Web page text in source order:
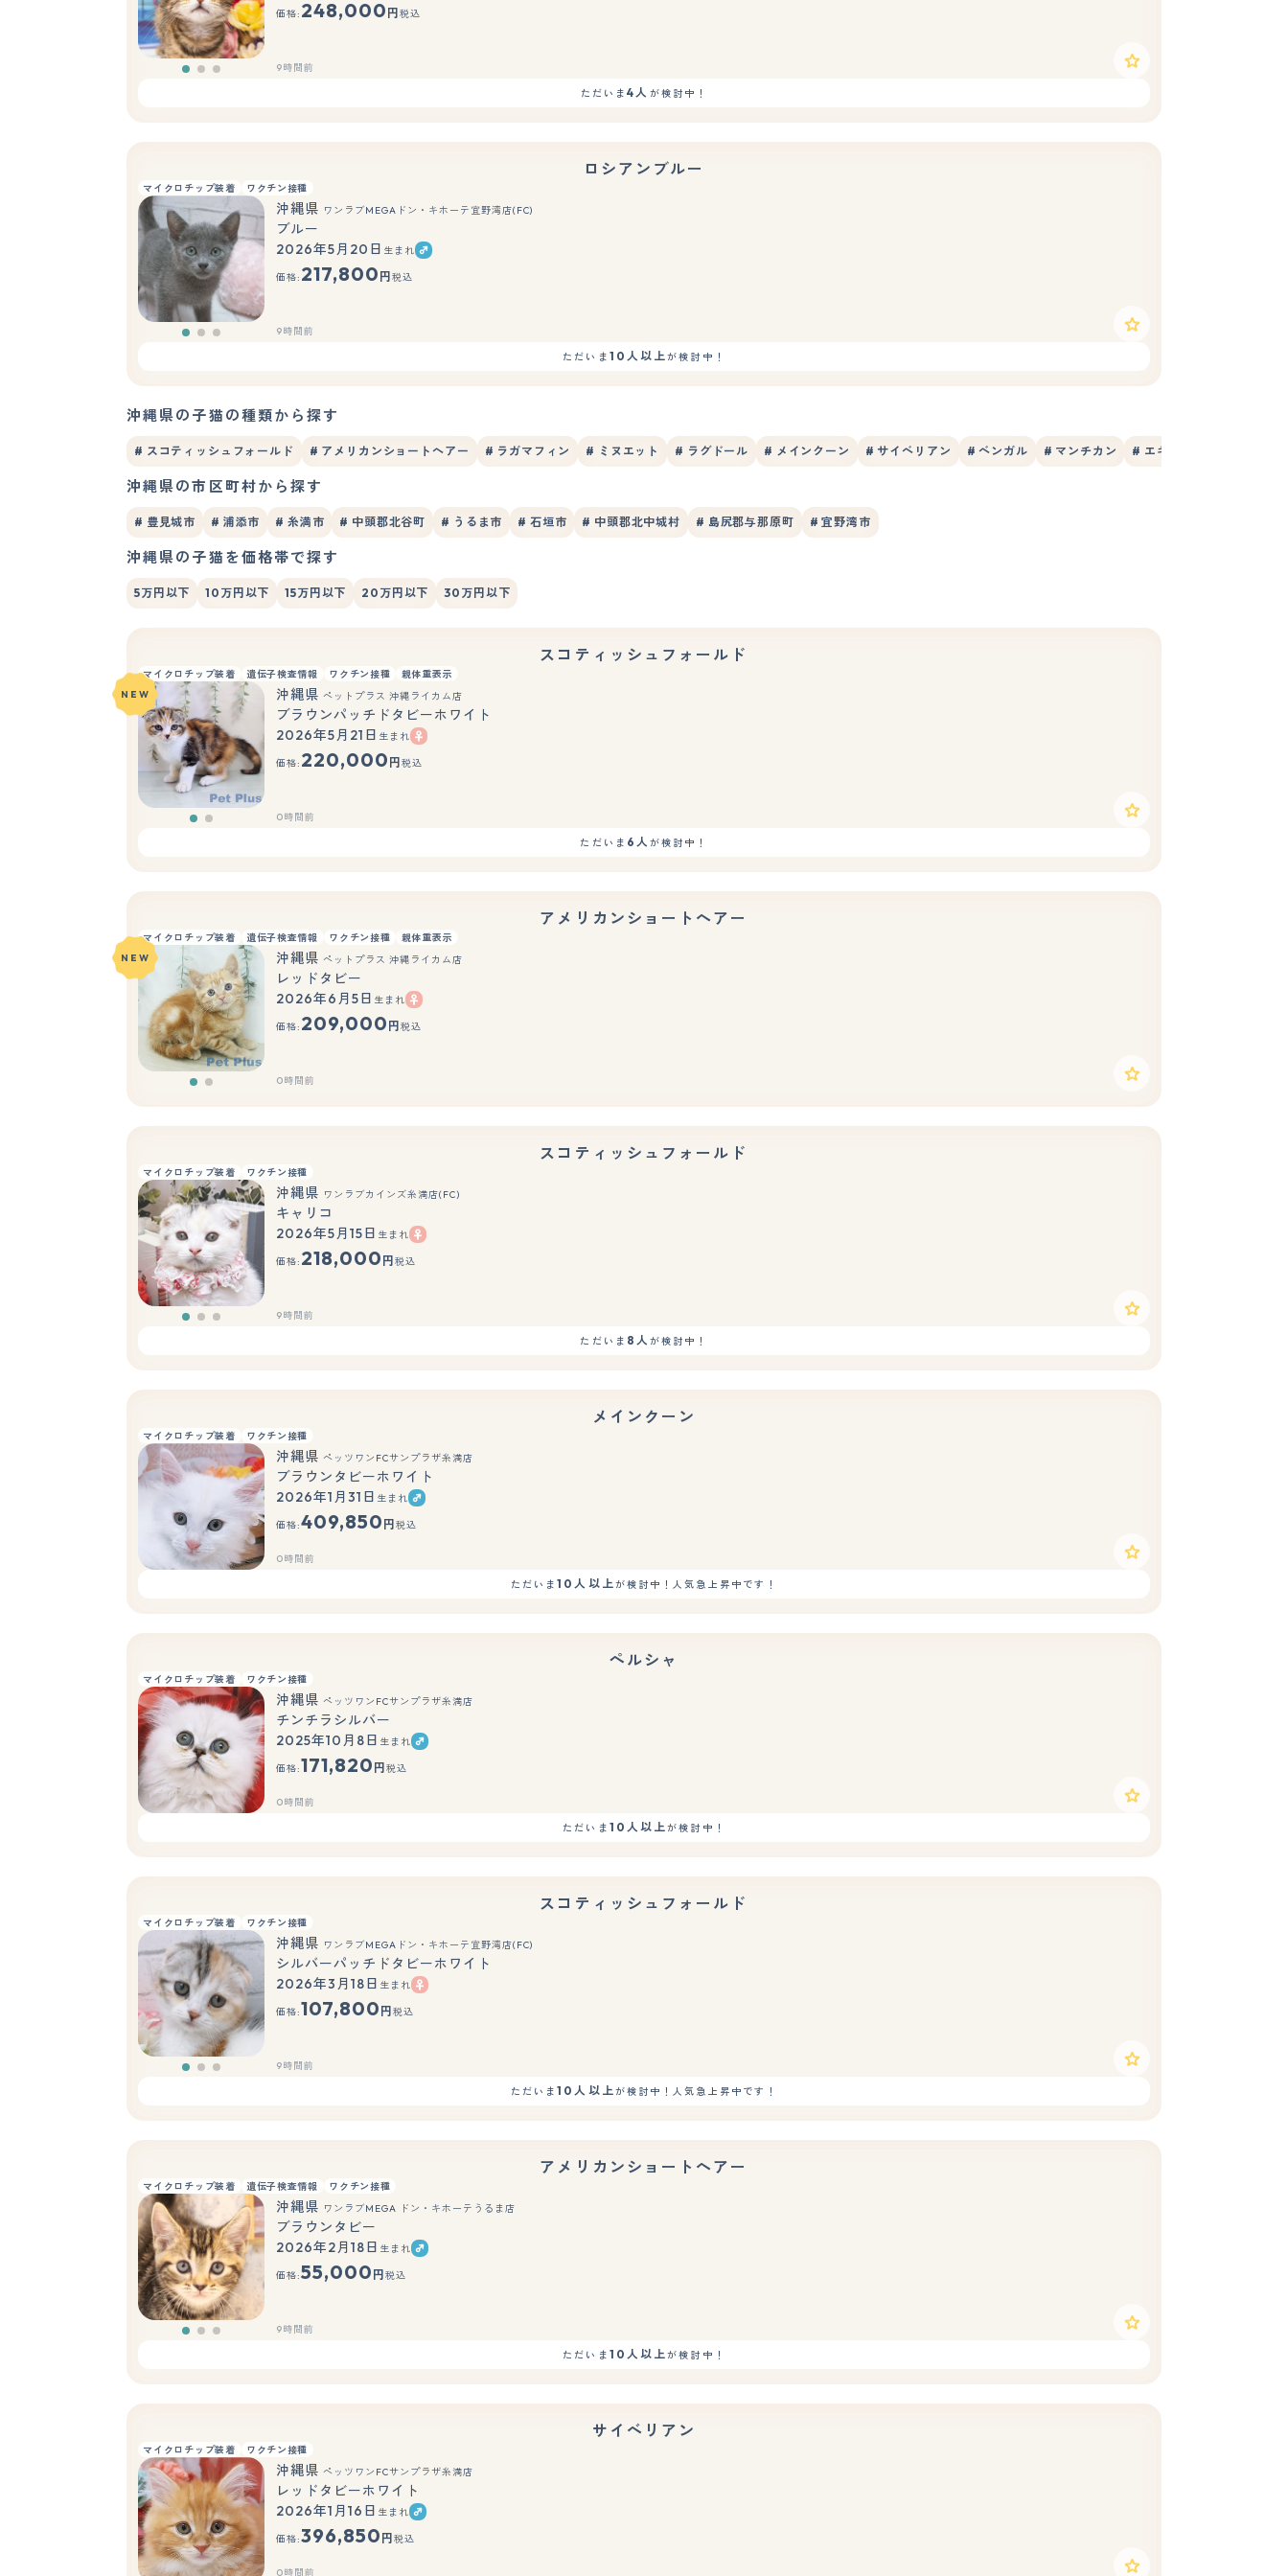
価格: 248,000 円 税込
9時間前
ただいま4人 が検討中！
ロシアンブルー
マイクロチップ装着 ワクチン接種
もっと見る
沖縄県 ワンラブMEGAドン・キホーテ宜野湾店(FC)
ブルー
2026年5月20日 生まれ
価格: 217,800 円 税込
9時間前
ただいま 10人以上が検討中！
沖縄県の子猫の種類から探す
# スコティッシュフォールド # アメリカンショートヘアー # ラガマフィン # ミヌエット # ラグドール # メインクーン # サイベリアン # ベンガル # マンチカン # エキゾチック
沖縄県の市区町村から探す
# 豊見城市 # 浦添市 # 糸満市 # 中頭郡北谷町 # うるま市 # 石垣市 # 中頭郡北中城村 # 島尻郡与那原町 # 宜野湾市
沖縄県の子猫を価格帯で探す
5万円以下 10万円以下 15万円以下 20万円以下 30万円以下
スコティッシュフォールド
マイクロチップ装着 遺伝子検査情報 ワクチン接種 親体重表示
もっと見る
NEW 沖縄県 ペットプラス 沖縄ライカム店
ブラウンパッチドタビーホワイト
2026年5月21日 生まれ
価格: 220,000 円 税込
0時間前
ただいま 6人が検討中！
アメリカンショートヘアー
マイクロチップ装着 遺伝子検査情報 ワクチン接種 親体重表示
もっと見る
NEW 沖縄県 ペットプラス 沖縄ライカム店
レッドタビー
2026年6月5日 生まれ
価格: 209,000 円 税込
0時間前
スコティッシュフォールド
マイクロチップ装着 ワクチン接種
もっと見る
沖縄県 ワンラブカインズ糸満店(FC)
キャリコ
2026年5月15日 生まれ
価格: 218,000 円 税込
9時間前
ただいま 8人が検討中！
メインクーン
マイクロチップ装着 ワクチン接種
沖縄県 ペッツワンFCサンプラザ糸満店
ブラウンタビーホワイト
2026年1月31日 生まれ
価格:409,850 円 税込
0時間前
ただいま10人以上が検討中！人気急上昇中です！
ペルシャ
マイクロチップ装着 ワクチン接種
沖縄県 ペッツワンFCサンプラザ糸満店
チンチラシルバー
2025年10月8日 生まれ
価格:171,820 円 税込
0時間前
ただいま 10人以上が検討中！
スコティッシュフォールド
マイクロチップ装着 ワクチン接種
もっと見る
沖縄県 ワンラブMEGAドン・キホーテ宜野湾店(FC)
シルバーパッチドタビーホワイト
2026年3月18日 生まれ
価格:107,800 円 税込
9時間前
ただいま10人以上が検討中！人気急上昇中です！
アメリカンショートヘアー
マイクロチップ装着 遺伝子検査情報 ワクチン接種
もっと見る
沖縄県 ワンラブMEGA ドン・キホーテうるま店
ブラウンタビー
2026年2月18日 生まれ
価格:55,000 円 税込
9時間前
ただいま 10人以上が検討中！
サイベリアン
マイクロチップ装着 ワクチン接種
沖縄県 ペッツワンFCサンプラザ糸満店
レッドタビーホワイト
2026年1月16日 生まれ
価格:396,850 円 税込
0時間前